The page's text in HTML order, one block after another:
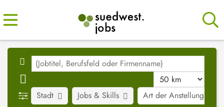
Stadt Art der Anstellung
Jobs & Skills